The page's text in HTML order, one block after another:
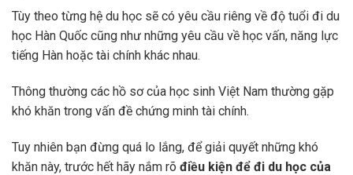
Tùy theo từng hệ du học sẽ có yêu cầu riêng về độ tuổi đi du
học Hàn Quốc cũng như những yêu cầu về học vấn, năng lực
tiếng Hàn hoặc tài chính khác nhau.
Thông thường các hồ sơ của học sinh Việt Nam thường gặp
khó khăn trong vấn đề chứng minh tài chính.
Tuy nhiên bạn đừng quá lo lắng, để giải quyết những khó
khăn này, trước hết hãy nắm rõ điều kiện để đi du học của